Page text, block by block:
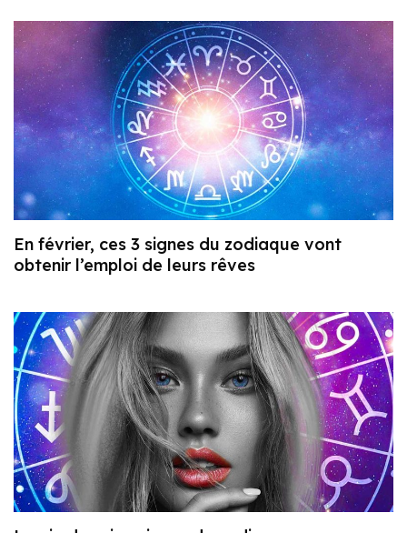
En février, ces 3 signes du zodiaque vont
obtenir l’emploi de leurs rêves